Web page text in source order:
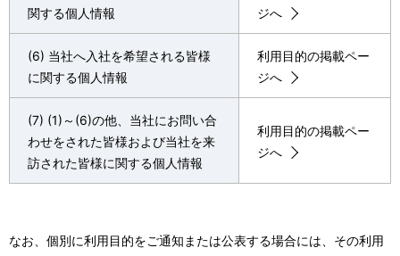
関する個人情報
ジへ
(6) 当社へ入社を希望される皆様
に関する個人情報
利用目的の掲載ペー
ジへ
(7) (1)～(6)の他、当社にお問い合
わせをされた皆様および当社を来
訪された皆様に関する個人情報
利用目的の掲載ペー
ジへ
なお、個別に利用目的をご通知または公表する場合には、その利用